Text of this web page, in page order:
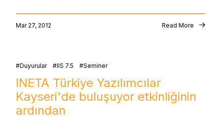
Mar 27, 2012 Read More
Duyurular IIS 7.5 Seminer
INETA Türkiye Yazılımcılar
Kayseri'de buluşuyor etkinliğinin
ardından